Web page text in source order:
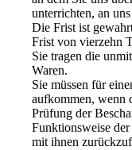
unterrichten, an
Die Frist ist
Frist von vierzehn
Sie tragen die
Waren.
Sie müssen für
aufkommen, wenn
Prüfung der
Funktionsweise
mit ihnen